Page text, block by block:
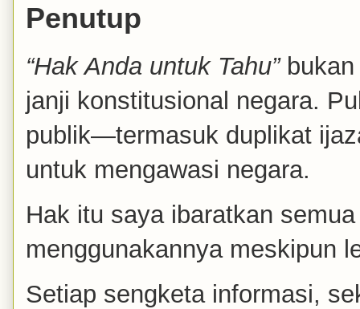
Penutup
“Hak Anda untuk Tahu”bukan
janji konstitusional negara.
publik—termasuk duplikat
untuk mengawasi negara.
Hak itu saya ibaratkan
menggunakannya meskipun
Setiap sengketa informasi,